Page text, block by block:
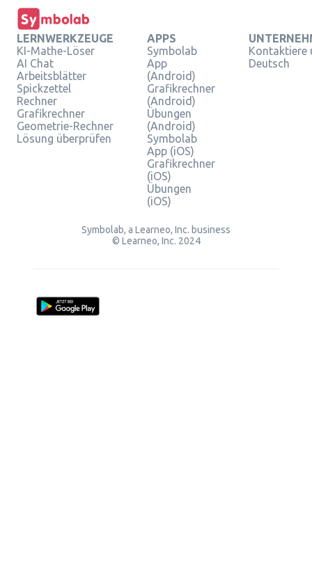
LERNWERKZEUGE
KI-Mathe-Löser
AI Chat
Arbeitsblätter
Spickzettel
Rechner
Grafikrechner
Geometrie-Rechner
Lösung überprüfen
APPS
Symbolab
App
(Android)
Grafikrechner
(Android)
Übungen
(Android)
Symbolab
App (iOS)
Grafikrechner
(iOS)
Übungen
(iOS)
Kontaktiere
Deutsch
Symbolab, a Learneo, Inc. business
© Learneo, Inc. 2024